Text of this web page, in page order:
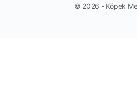
© 2026 - Köpek